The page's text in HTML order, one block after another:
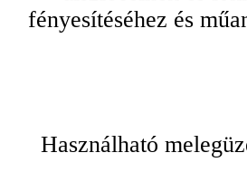
fényesítéséhez és
Használható